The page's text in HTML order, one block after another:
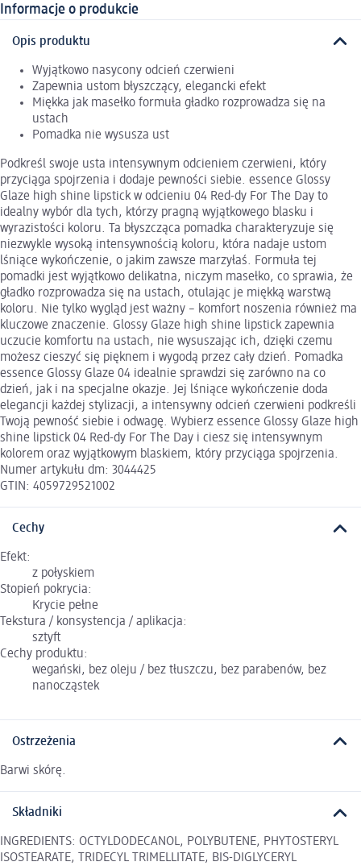
Informacje o produkcie
Opis produktu
Wyjątkowo nasycony odcień czerwieni
Zapewnia ustom błyszczący, elegancki efekt
Miękka jak masełko formuła gładko rozprowadza się na
ustach
Pomadka nie wysusza ust
Podkreśl swoje usta intensywnym odcieniem czerwieni, który
przyciąga spojrzenia i dodaje pewności siebie. essence Glossy
Glaze high shine lipstick w odcieniu 04 Red-dy For The Day to
idealny wybór dla tych, którzy pragną wyjątkowego blasku i
wyrazistości koloru. Ta błyszcząca pomadka charakteryzuje się
niezwykle wysoką intensywnością koloru, która nadaje ustom
lśniące wykończenie, o jakim zawsze marzyłaś. Formuła tej
pomadki jest wyjątkowo delikatna, niczym masełko, co sprawia, że
gładko rozprowadza się na ustach, otulając je miękką warstwą
koloru. Nie tylko wygląd jest ważny – komfort noszenia również ma
kluczowe znaczenie. Glossy Glaze high shine lipstick zapewnia
uczucie komfortu na ustach, nie wysuszając ich, dzięki czemu
możesz cieszyć się pięknem i wygodą przez cały dzień. Pomadka
essence Glossy Glaze 04 idealnie sprawdzi się zarówno na co
dzień, jak i na specjalne okazje. Jej lśniące wykończenie doda
elegancji każdej stylizacji, a intensywny odcień czerwieni podkreśli
Twoją pewność siebie i odwagę. Wybierz essence Glossy Glaze high
shine lipstick 04 Red-dy For The Day i ciesz się intensywnym
kolorem oraz wyjątkowym blaskiem, który przyciąga spojrzenia.
Numer artykułu dm: 3044425
GTIN: 4059729521002
Cechy
Efekt:
z połyskiem
Stopień pokrycia:
Krycie pełne
Tekstura / konsystencja / aplikacja:
sztyft
Cechy produktu:
wegański, bez oleju / bez tłuszczu, bez parabenów, bez
nanocząstek
Ostrzeżenia
Barwi skórę.
Składniki
INGREDIENTS: OCTYLDODECANOL, POLYBUTENE, PHYTOSTERYL
ISOSTEARATE, TRIDECYL TRIMELLITATE, BIS-DIGLYCERYL